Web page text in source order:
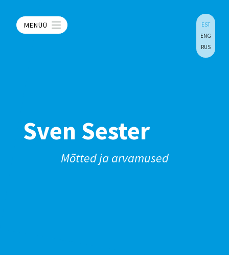
MENÜÜ
EST
ENG
RUS
Sven Sester
Mõtted ja arvamused